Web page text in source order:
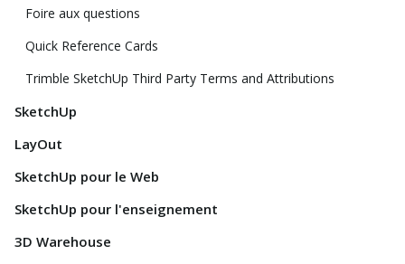
Foire aux questions
Quick Reference Cards
Trimble SketchUp Third Party Terms and Attributions
SketchUp
LayOut
SketchUp pour le Web
SketchUp pour l'enseignement
3D Warehouse